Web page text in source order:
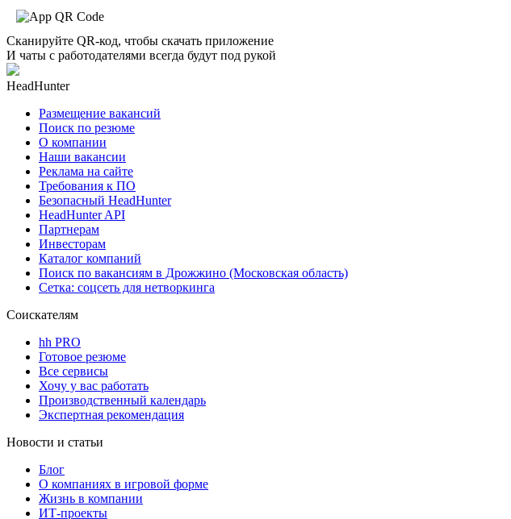
Сканируйте QR-код, чтобы скачать приложение
И чаты с работодателями всегда будут под рукой
HeadHunter
Размещение вакансий
Поиск по резюме
О компании
Наши вакансии
Реклама на сайте
Требования к ПО
Безопасный HeadHunter
HeadHunter API
Партнерам
Инвесторам
Каталог компаний
Поиск по вакансиям в Дрожжино (Московская область)
Сетка: соцсеть для нетворкинга
Соискателям
hh PRO
Готовое резюме
Все сервисы
Хочу у вас работать
Производственный календарь
Экспертная рекомендация
Новости и статьи
Блог
О компаниях в игровой форме
Жизнь в компании
ИТ-проекты